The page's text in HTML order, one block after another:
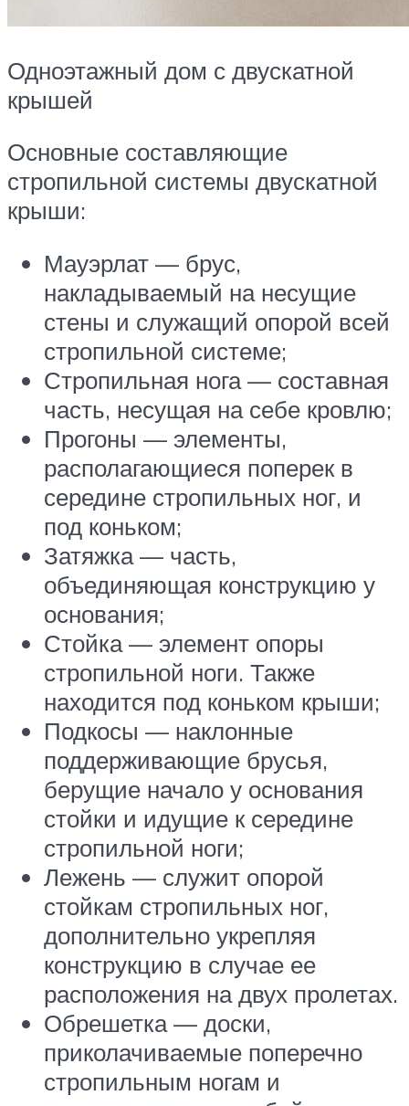
Одноэтажный дом с двускатной
крышей
Основные составляющие
стропильной системы двускатной
крыши:
Мауэрлат — брус,
накладываемый на несущие
стены и служащий опорой всей
стропильной системе;
Стропильная нога — составная
часть, несущая на себе кровлю;
Прогоны — элементы,
располагающиеся поперек в
середине стропильных ног, и
под коньком;
Затяжка — часть,
объединяющая конструкцию у
основания;
Стойка — элемент опоры
стропильной ноги. Также
находится под коньком крыши;
Подкосы — наклонные
поддерживающие брусья,
берущие начало у основания
стойки и идущие к середине
стропильной ноги;
Лежень — служит опорой
стойкам стропильных ног,
дополнительно укрепляя
конструкцию в случае ее
расположения на двух пролетах.
Обрешетка — доски,
приколачиваемые поперечно
стропильным ногам и